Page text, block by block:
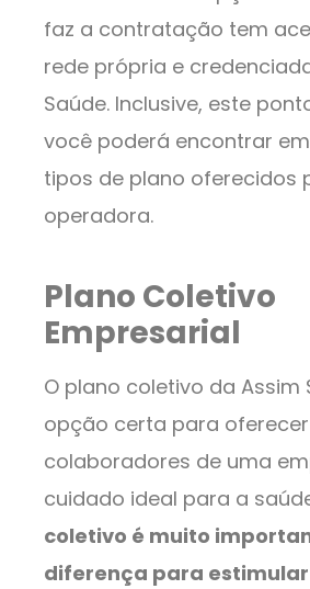
faz a contratação tem
rede própria e
Saúde. Inclusive, este
você poderá encontrar
tipos de plano oferecidos
operadora.
Plano Coletivo
Empresarial
O plano coletivo da Assim
opção certa para
colaboradores de uma
cuidado ideal para a
coletivo é muito
diferença para